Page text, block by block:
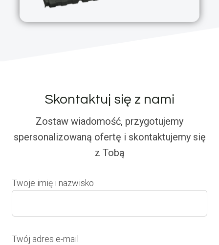
Skontaktuj się z nami
Zostaw wiadomość, przygotujemy
spersonalizowaną ofertę i skontaktujemy się
z Tobą
Twoje imię i nazwisko
Twój adres e-mail